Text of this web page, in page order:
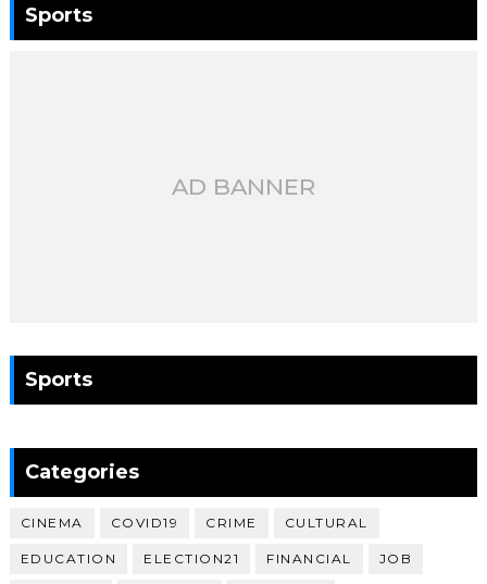
Sports
AD BANNER
Sports
Categories
CINEMA COVID19 CRIME CULTURAL
EDUCATION ELECTION21 FINANCIAL JOB